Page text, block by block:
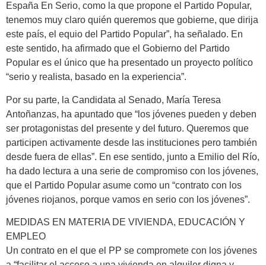
España En Serio, como la que propone el Partido Popular,
tenemos muy claro quién queremos que gobierne, que dirija
este país, el equio del Partido Popular”, ha señalado. En
este sentido, ha afirmado que el Gobierno del Partido
Popular es el único que ha presentado un proyecto político
“serio y realista, basado en la experiencia”.
Por su parte, la Candidata al Senado, María Teresa
Antoñanzas, ha apuntado que “los jóvenes pueden y deben
ser protagonistas del presente y del futuro. Queremos que
participen activamente desde las instituciones pero también
desde fuera de ellas”. En ese sentido, junto a Emilio del Río,
ha dado lectura a una serie de compromiso con los jóvenes,
que el Partido Popular asume como un “contrato con los
jóvenes riojanos, porque vamos en serio con los jóvenes”.
MEDIDAS EN MATERIA DE VIVIENDA, EDUCACIÓN Y
EMPLEO
Un contrato en el que el PP se compromete con los jóvenes